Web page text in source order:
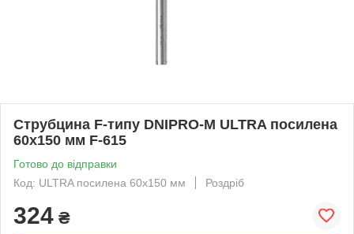
Струбцина F-типу DNIPRO-M ULTRA посилена
60х150 мм F-615
Готово до відправки
Код: ULTRA посилена 60х150 мм
Роздріб
324 ₴